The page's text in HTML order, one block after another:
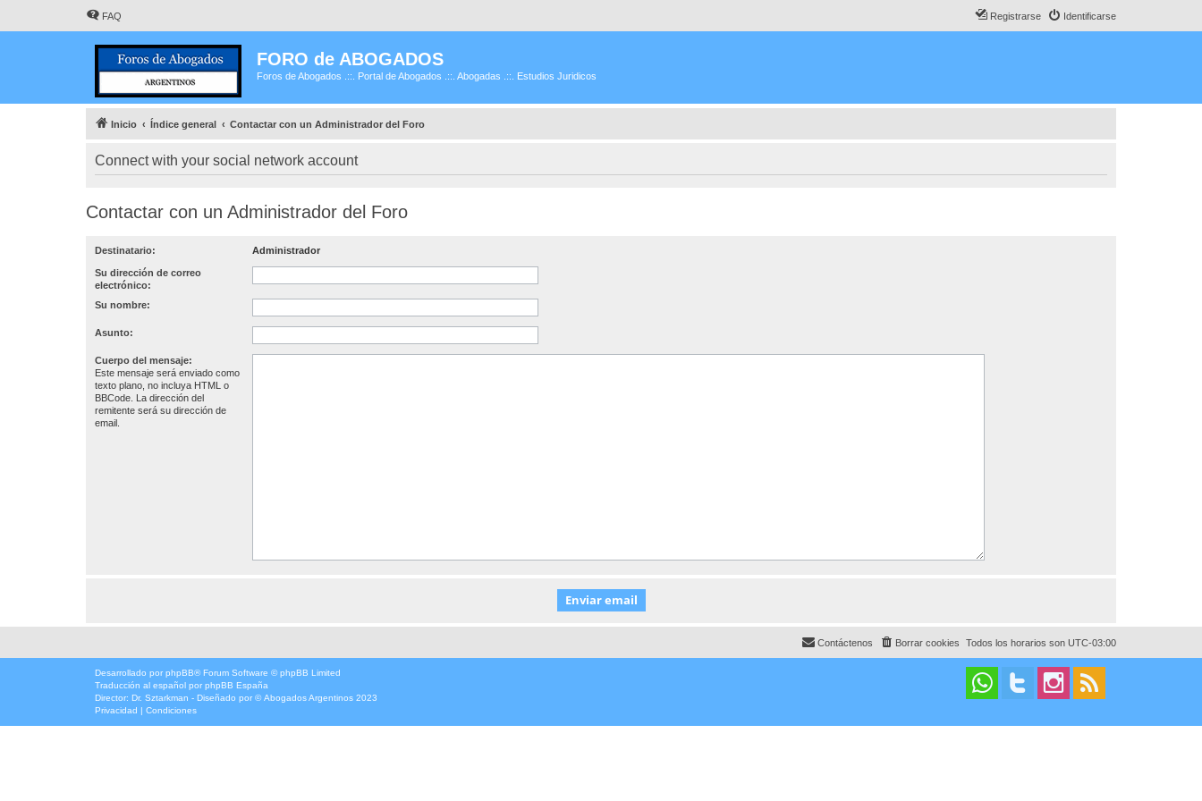
FAQ Identificarse
Registrarse
FORO de ABOGADOS
Foros de Abogados .::. Portal de Abogados .::. Abogadas .::. Estudios Juridicos
Inicio Índice general Contactar con un Administrador del Foro
Connect with your social network account
Contactar con un Administrador del Foro
Destinatario: Administrador
Su dirección de correo
electrónico:
Su nombre:
Asunto:
Cuerpo del mensaje:
Este mensaje será enviado como
texto plano, no incluya HTML o
BBCode. La dirección del
remitente será su dirección de
email.
Todos los horarios son UTC-03:00
Borrar cookies
Contáctenos
Desarrollado por phpBB® Forum Software © phpBB Limited
Traducción al español por phpBB España
Director: Dr. Sztarkman - Diseñado por ©Abogados Argentinos 2023
Privacidad | Condiciones